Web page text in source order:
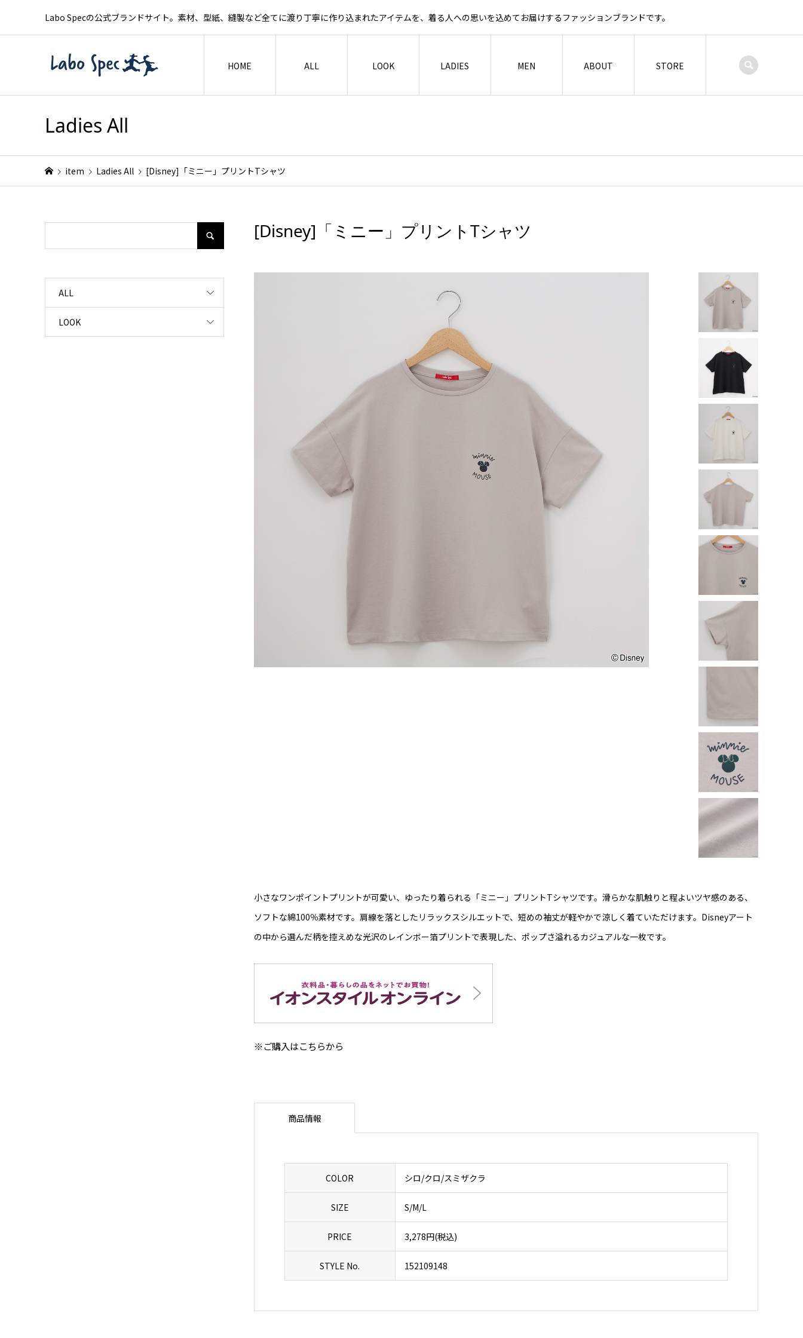
Labo Specの公式ブランドサイト。素材、型紙、縫製など全てに渡り丁寧に作り込まれたアイテムを、着る人への思いを込めてお届けするファッションブランドです。
HOME ALL LOOK LADIES MEN ABOUT STORE
Ladies All
item Ladies All [Disney]「ミニー」プリントTシャツ
[Disney]「ミニー」プリントTシャツ
小さなワンポイントプリントが可愛い、ゆったり着られる「ミニー」プリントTシャツです。滑らかな肌触りと程よいツヤ感のある、
ソフトな綿100％素材です。肩線を落としたリラックスシルエットで、短めの袖丈が軽やかで涼しく着ていただけます。Disneyアート
の中から選んだ柄を控えめな光沢のレインボー箔プリントで表現した、ポップさ溢れるカジュアルな一枚です。
※ご購入はこちらから
商品情報
COLOR シロ/クロ/スミザクラ
SIZE S/M/L
PRICE 3,278円(税込)
STYLE No. 152109148
ALL
LOOK